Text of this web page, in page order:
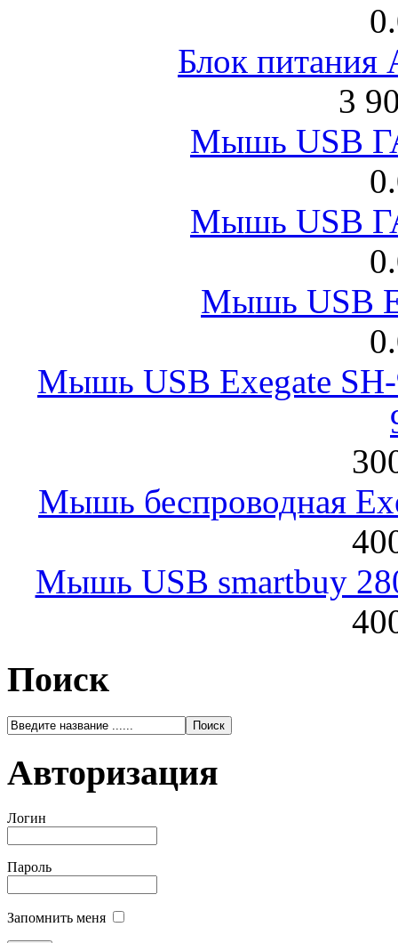
Блок питания
3
Мышь USB
Мышь USB
Мышь USB
Мышь USB Exegate
Мышь беспроводная
Мышь USB smartbuy
Поиск
Авторизация
Логин
Пароль
Запомнить меня